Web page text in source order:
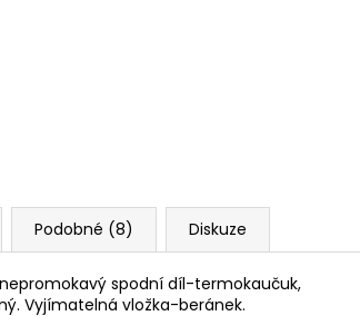
Podobné (8) Diskuze
spodní díl-termokaučuk,
Vyjímatelná vložka-beránek.
LOVECKÁ BUNDA